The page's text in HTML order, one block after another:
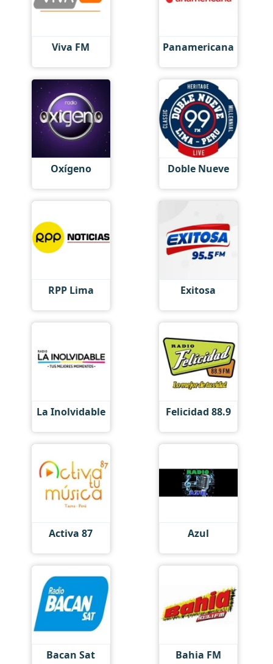
Viva FM Panamericana
Oxígeno Doble Nueve
RPP Lima Exitosa
La Inolvidable Felicidad 88.9
Activa 87 Azul
Bacan Sat Bahia FM